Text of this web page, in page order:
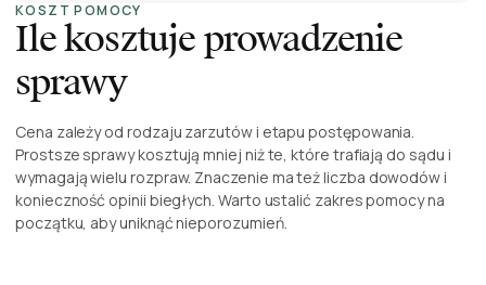
KOSZT POMOCY
Ile kosztuje prowadzenie
sprawy
Cena zależy od rodzaju zarzutów i etapu postępowania.
Prostsze sprawy kosztują mniej niż te, które trafiają do sądu i
wymagają wielu rozpraw. Znaczenie ma też liczba dowodów i
konieczność opinii biegłych. Warto ustalić zakres pomocy na
początku, aby uniknąć nieporozumień.